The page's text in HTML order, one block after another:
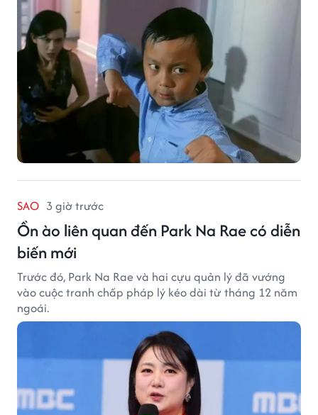
SAO 3 giờ trước
Ồn ào liên quan đến Park Na Rae có diễn
biến mới
Trước đó, Park Na Rae và hai cựu quản lý đã vướng
vào cuộc tranh chấp pháp lý kéo dài từ tháng 12 năm
ngoái.